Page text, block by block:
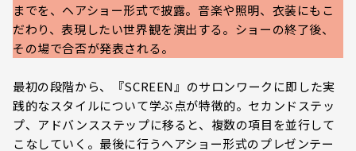
までを、ヘアショー形式で披露。音楽や照明、衣装にもこ
だわり、表現したい世界観を演出する。ショーの終了後、
その場で合否が発表される。
最初の段階から、『SCREEN』のサロンワークに即した実
践的なスタイルについて学ぶ点が特徴的。セカンドステッ
プ、アドバンスステップに移ると、複数の項目を並行して
こなしていく。最後に行うヘアショー形式のプレゼンテー